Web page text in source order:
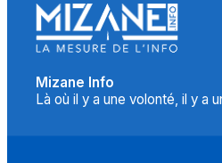
Mizane Info
Là où il y a une volonté, il y a